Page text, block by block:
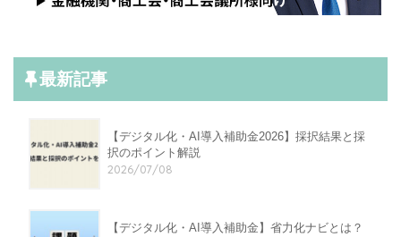
最新記事
【デジタル化・AI導入補助金2026】採択結果と採
択のポイント解説
2026/07/08
【デジタル化・AI導入補助金】省力化ナビとは？